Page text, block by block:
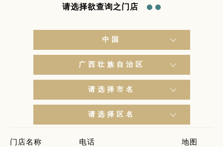
请选择欲查询之门店
中国
广西壮族自治区
请选择市名
请选择区名
门店名称 电话 地图
宾阳财政路店 19317306363
15278087077